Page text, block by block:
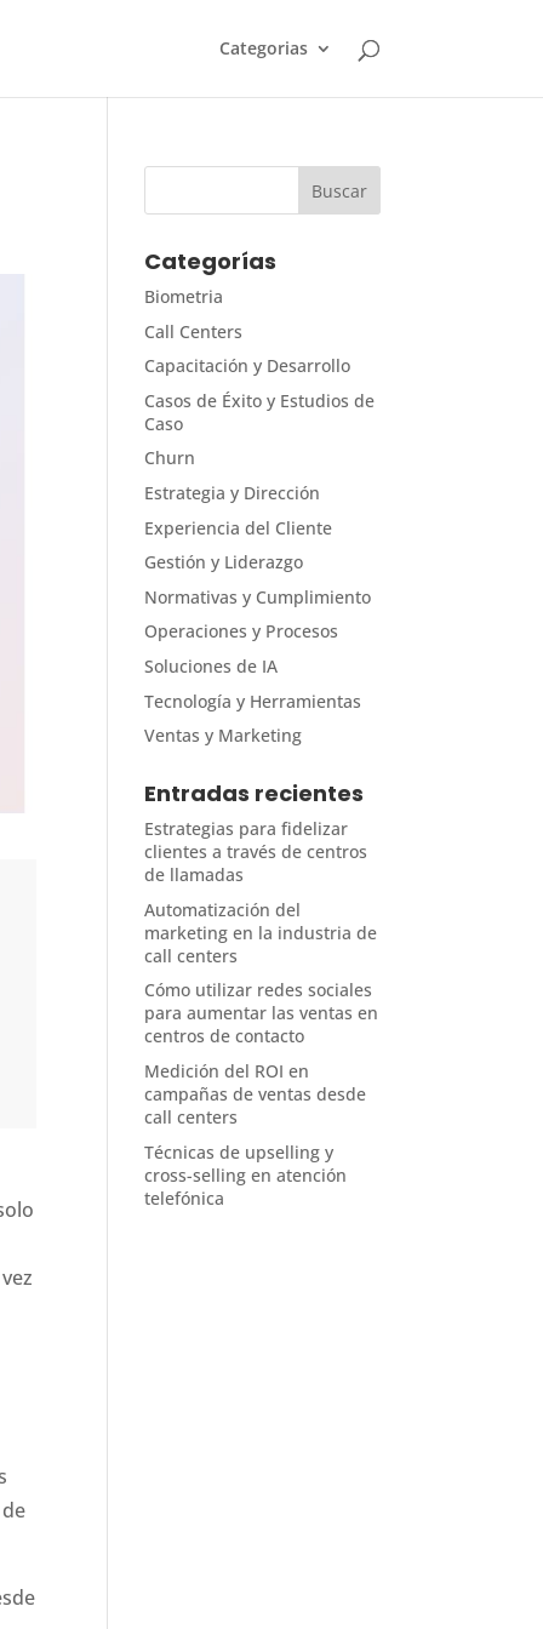
Categorias
Categorías
Biometria
Call Centers
Capacitación y Desarrollo
Casos de Éxito y Estudios de
Caso
Churn
Estrategia y Dirección
Experiencia del Cliente
Gestión y Liderazgo
Normativas y Cumplimiento
Operaciones y Procesos
Soluciones de IA
Tecnología y Herramientas
Ventas y Marketing
Entradas recientes
Estrategias para fidelizar
clientes a través de centros
de llamadas
Automatización del
marketing en la industria de
call centers
Cómo utilizar redes sociales
para aumentar las ventas en
centros de contacto
Medición del ROI en
campañas de ventas desde
call centers
Técnicas de upselling y
cross-selling en atención
telefónica